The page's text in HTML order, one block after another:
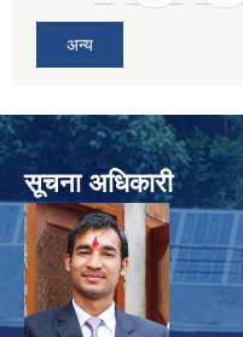
अन्य
सूचना अधिकारी